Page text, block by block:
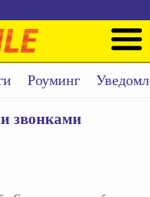
Роуминг
звонками